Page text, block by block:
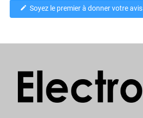
edit Soyez le premier à donner votre avis